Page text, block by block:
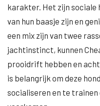
karakter. Het zijn sociale
van hun baasje zijn en
een mix zijn van twee
jachtinstinct, kunnen
prooidrift hebben en
is belangrijk om deze
socialiseren en te